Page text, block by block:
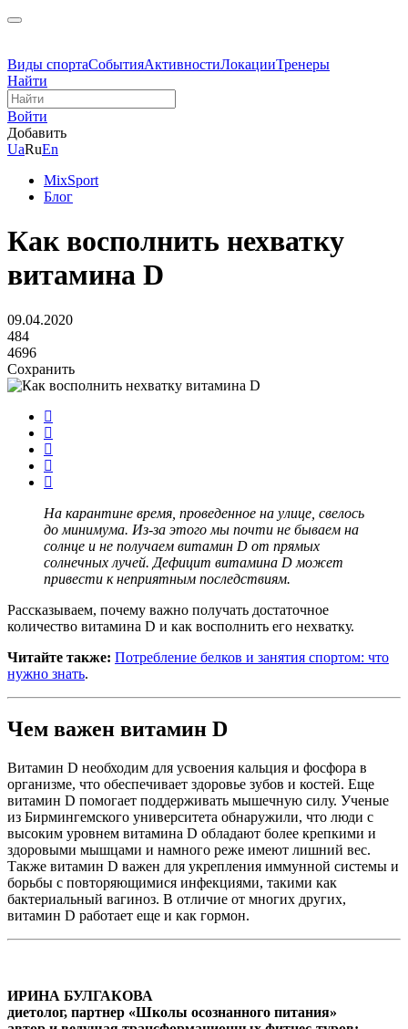
Виды спортаСобытияАктивностиЛокацииТренеры
Найти
Войти
Добавить
UaRuEn
MixSport
Блог
Как восполнить нехватку
витамина D
09.04.2020
484
4696
Сохранить
На карантине время, проведенное на улице, свелось
до минимума. Из-за этого мы почти не бываем на
солнце и не получаем витамин D от прямых
солнечных лучей. Дефицит витамина D может
привести к неприятным последствиям.
Рассказываем, почему важно получать достаточное
количество витамина D и как восполнить его нехватку.
Читайте также: Потребление белков и занятия спортом: что
нужно знать.
Чем важен витамин D
Витамин D необходим для усвоения кальция и фосфора в
организме, что обеспечивает здоровье зубов и костей. Еще
витамин D помогает поддерживать мышечную силу. Ученые
из Бирмингемского университета обнаружили, что люди с
высоким уровнем витамина D обладают более крепкими и
здоровыми мышцами и намного реже имеют лишний вес.
Также витамин D важен для укрепления иммунной системы и
борьбы с повторяющимися инфекциями, такими как
бактериальный вагиноз. В отличие от многих других,
витамин D работает еще и как гормон.
ИРИНА БУЛГАКОВА
диетолог, партнер «Школы осознанного питания»